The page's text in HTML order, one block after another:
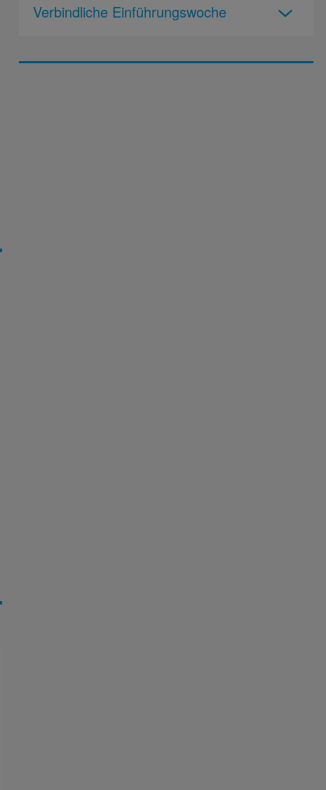
Verbindliche Einführungswoche